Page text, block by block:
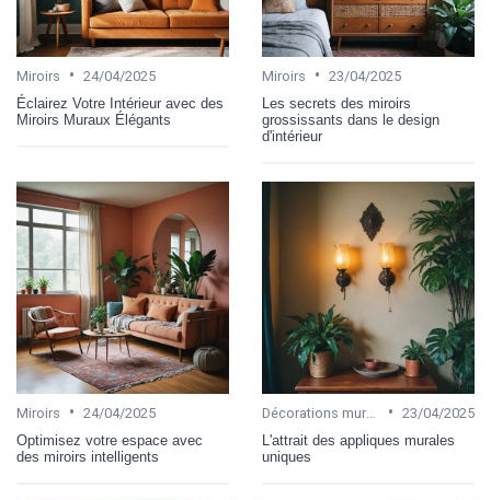
Miroirs • 24/04/2025
Éclairez Votre Intérieur avec des
Miroirs Muraux Élégants
Miroirs • 23/04/2025
Les secrets des miroirs
grossissants dans le design
d'intérieur
Miroirs • 24/04/2025
Optimisez votre espace avec
des miroirs intelligents
• 23/04/2025
L'attrait des appliques murales
uniques